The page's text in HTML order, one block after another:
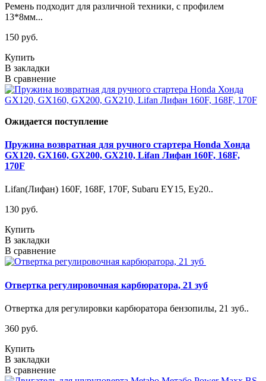
Ремень подходит для различной техники, с профилем
13*8мм...
150 руб.
Купить
В закладки
В сравнение
Ожидается поступление
Пружина возвратная для ручного стартера Honda Хонда
GX120, GX160, GX200, GX210, Lifan Лифан 160F, 168F,
170F
Lifan(Лифан) 160F, 168F, 170F, Subaru EY15, Ey20..
130 руб.
Купить
В закладки
В сравнение
Отвертка регулировочная карбюратора, 21 зуб
Отвертка для регулировки карбюратора бензопилы, 21 зуб..
360 руб.
Купить
В закладки
В сравнение